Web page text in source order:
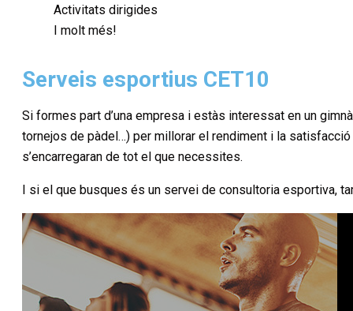
Activitats dirigides
I molt més!
Serveis esportius CET10
Si formes part d’una empresa i estàs interessat en un
tornejos de pàdel…) per millorar el rendiment i la
s’encarregaran de tot el que necessites.
I si el que busques és un servei de consultoria esportiva,